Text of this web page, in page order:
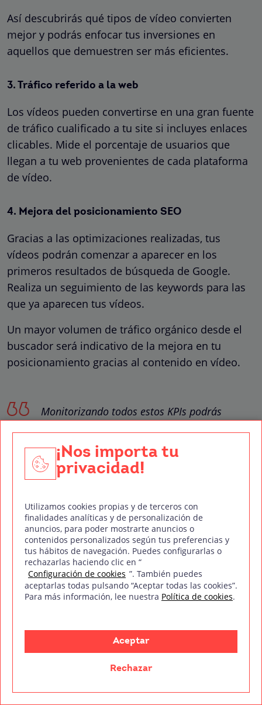
Así descubrirás qué tipos de vídeo convierten
mejor y podrás enfocar tus inversiones en
aquellos que demuestren ser más eficientes.
3. Tráfico referido a la web
Los vídeos pueden convertirse en una gran fuente
de tráfico cualificado a tu site si incluyes enlaces
clicables. Mide el porcentaje de usuarios que
llegan a tu web provenientes de cada plataforma
de vídeo.
4. Mejora del posicionamiento SEO
Gracias a las optimizaciones realizadas, tus
vídeos podrán comenzar a aparecer en los
primeros resultados de búsqueda de Google.
Realiza un seguimiento de las keywords para las
que ya aparecen tus vídeos.
Un mayor volumen de tráfico orgánico desde el
buscador será indicativo de la mejora en tu
posicionamiento gracias al contenido en vídeo.
Monitorizando todos estos KPIs podrás
Inversión) real de tu inversión en vídeo
marketing y aplicar mejoras continuas
para incrementar los resultados. No
correcto análisis de métricas.
Conclusión y consejos formativos
El vídeo marketing ha llegado para quedarse.
Cada vez más empresas están recurriendo a
clientes y conseguir una amplia difusión viral de
sus campañas.
A lo largo de este artículo, has descubierto
múltiples claves para sacar el máximo partido a
¡Nos importa tu
privacidad!
Utilizamos cookies propias y de terceros con
finalidades analíticas y de personalización de
anuncios, para poder mostrarte anuncios o
contenidos personalizados según tus preferencias y
tus hábitos de navegación. Puedes configurarlas o
rechazarlas haciendo clic en “
Configuración de cookies ”. También puedes
aceptarlas todas pulsando “Aceptar todas las cookies”.
Para más información, lee nuestra Política de cookies.
Aceptar
Rechazar